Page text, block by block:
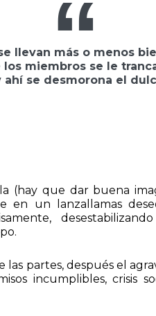
llevan más o menos
miembros se le
ahí se desmorona el
(hay que dar buena
en un lanzallamas
las partes, después el
incumplibles, crisis